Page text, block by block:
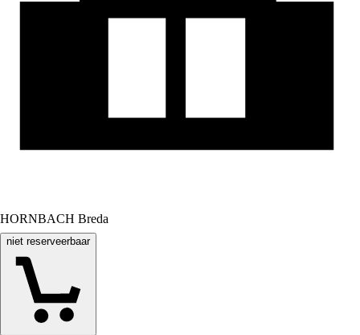
HORNBACH Breda
niet reserveerbaar